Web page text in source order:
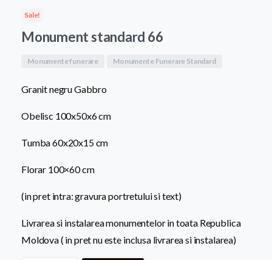
fost:
9.500,00 MDL.
Sale!
Monument standard 66
Monumente funerare Monumente Funerare Standard
Granit negru Gabbro
Obelisc 100x50x6 cm
Tumba 60x20x15 cm
Florar 100×60 cm
(in pret intra: gravura portretului si text)
Livrarea si instalarea monumentelor in toata Republica
Moldova ( in pret nu este inclusa livrarea si instalarea)